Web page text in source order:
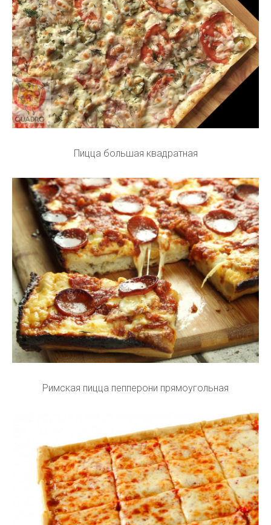
Пицца большая квадратная
Римская пицца пепперони прямоугольная